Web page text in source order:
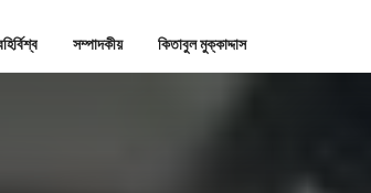
সম্পাদকীয় কিতাবুল মুক্কাদ্দাস